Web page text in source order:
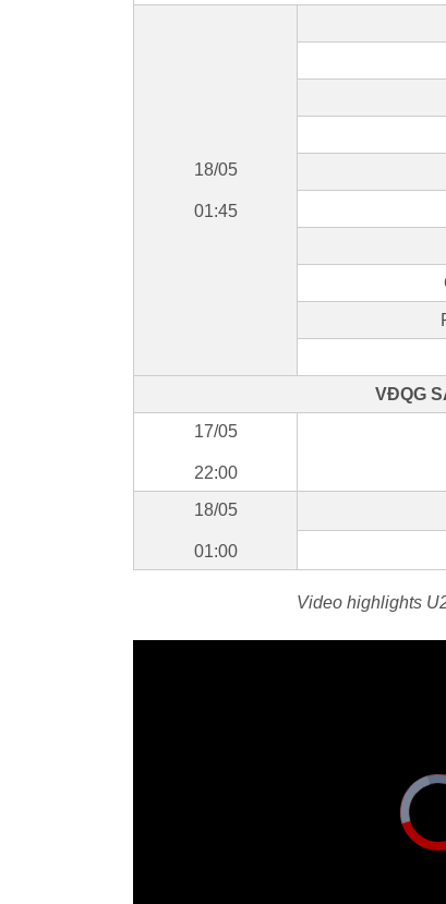
18/05
01:45
VĐQG
17/05
22:00
18/05
01:00
Video highlights